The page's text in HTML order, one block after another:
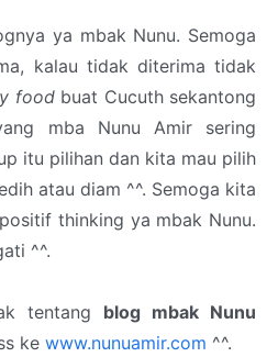
ya mbak Nunu. Semoga
kalau tidak diterima tidak
foodbuat Cucuth sekantong
mba Nunu Amir sering
itu pilihan dan kita mau pilih
atau diam ^^. Semoga kita
thinking ya mbak Nunu.
^^.
tentang blog mbak Nunu
ke www.nunuamir.com ^^.